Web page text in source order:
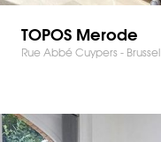
TOPOS Merode
Rue Abbé Cuypers - Brussel